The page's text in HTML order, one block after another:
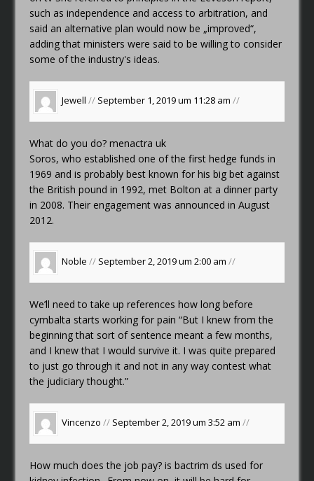
such as independence and access to arbitration, and
said an alternative plan would now be „improved“,
adding that ministers were said to be willing to consider
some of the industry's ideas.
Jewell // September 1, 2019 um 11:28 am//
What do you do?menactra uk
Soros, who established one of the first hedge funds in
1969 and is probably best known for his big bet against
the British pound in 1992, met Bolton at a dinner party
in 2008. Their engagement was announced in August
2012.
Noble // September 2, 2019 um 2:00 am//
We’ll need to take up referenceshow long before
cymbalta starts working for pain “But I knew from the
beginning that sort of sentence meant a few months,
and I knew that I would survive it. I was quite prepared
to just go through it and not in any way contest what
the judiciary thought.”
Vincenzo // September 2, 2019 um 3:52 am//
How much does the job pay?is bactrim ds used for